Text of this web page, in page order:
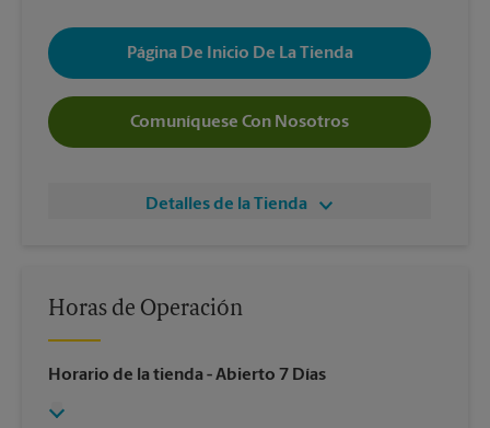
Página De Inicio De La Tienda
Comuníquese Con Nosotros
Detalles de la Tienda
Horas de Operación
Horario de la tienda - Abierto 7 Días